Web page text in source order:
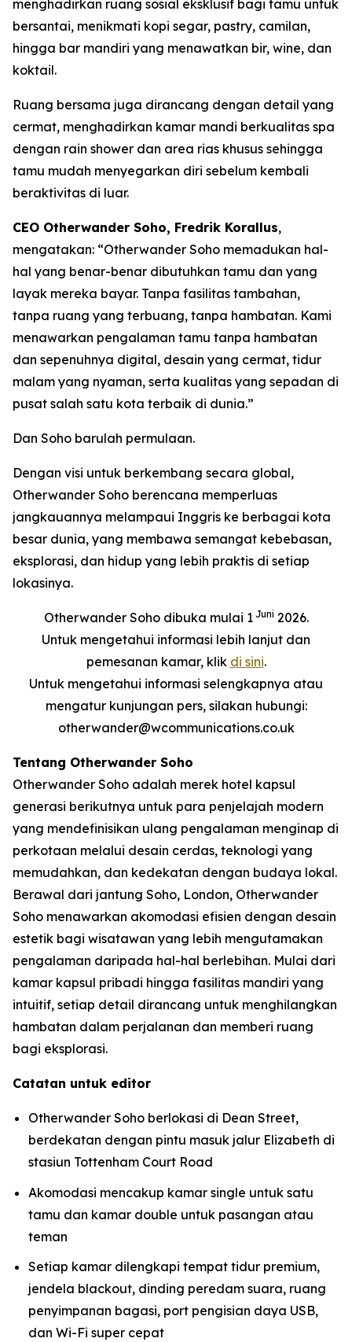
menghadirkan ruang sosial eksklusif bagi tamu untuk
bersantai, menikmati kopi segar, pastry, camilan,
hingga bar mandiri yang menawatkan bir, wine, dan
koktail.
Ruang bersama juga dirancang dengan detail yang
cermat, menghadirkan kamar mandi berkualitas spa
dengan rain shower dan area rias khusus sehingga
tamu mudah menyegarkan diri sebelum kembali
beraktivitas di luar.
CEO Otherwander Soho, Fredrik Korallus,
mengatakan: “Otherwander Soho memadukan hal-
hal yang benar-benar dibutuhkan tamu dan yang
layak mereka bayar. Tanpa fasilitas tambahan,
tanpa ruang yang terbuang, tanpa hambatan. Kami
menawarkan pengalaman tamu tanpa hambatan
dan sepenuhnya digital, desain yang cermat, tidur
malam yang nyaman, serta kualitas yang sepadan di
pusat salah satu kota terbaik di dunia.”
Dan Soho barulah permulaan.
Dengan visi untuk berkembang secara global,
Otherwander Soho berencana memperluas
jangkauannya melampaui Inggris ke berbagai kota
besar dunia, yang membawa semangat kebebasan,
eksplorasi, dan hidup yang lebih praktis di setiap
lokasinya.
Otherwander Soho dibuka mulai 1 Juni 2026.
Untuk mengetahui informasi lebih lanjut dan
pemesanan kamar, klik di sini.
Untuk mengetahui informasi selengkapnya atau
mengatur kunjungan pers, silakan hubungi:
otherwander@wcommunications.co.uk
Tentang Otherwander Soho
Otherwander Soho adalah merek hotel kapsul
generasi berikutnya untuk para penjelajah modern
yang mendefinisikan ulang pengalaman menginap di
perkotaan melalui desain cerdas, teknologi yang
memudahkan, dan kedekatan dengan budaya lokal.
Berawal dari jantung Soho, London, Otherwander
Soho menawarkan akomodasi efisien dengan desain
estetik bagi wisatawan yang lebih mengutamakan
pengalaman daripada hal-hal berlebihan. Mulai dari
kamar kapsul pribadi hingga fasilitas mandiri yang
intuitif, setiap detail dirancang untuk menghilangkan
hambatan dalam perjalanan dan memberi ruang
bagi eksplorasi.
Catatan untuk editor
Otherwander Soho berlokasi di Dean Street,
berdekatan dengan pintu masuk jalur Elizabeth di
stasiun Tottenham Court Road
Akomodasi mencakup kamar single untuk satu
tamu dan kamar double untuk pasangan atau
teman
Setiap kamar dilengkapi tempat tidur premium,
jendela blackout, dinding peredam suara, ruang
penyimpanan bagasi, port pengisian daya USB,
dan Wi-Fi super cepat